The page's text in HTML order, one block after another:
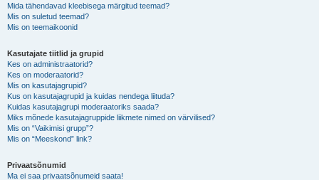
Mida tähendavad kleebisega märgitud teemad?
Mis on suletud teemad?
Mis on teemaikoonid
Kasutajate tiitlid ja grupid
Kes on administraatorid?
Kes on moderaatorid?
Mis on kasutajagrupid?
Kus on kasutajagrupid ja kuidas nendega liituda?
Kuidas kasutajagrupi moderaatoriks saada?
Miks mõnede kasutajagruppide liikmete nimed on värvilised?
Mis on “Vaikimisi grupp”?
Mis on “Meeskond” link?
Privaatsõnumid
Ma ei saa privaatsõnumeid saata!